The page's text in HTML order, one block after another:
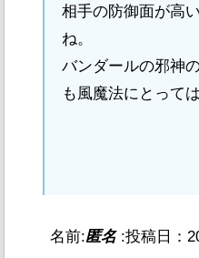
相手の防御面が高
ね。
バンダールの邪神
も風魔法にとって
名前:匿名:投稿日：